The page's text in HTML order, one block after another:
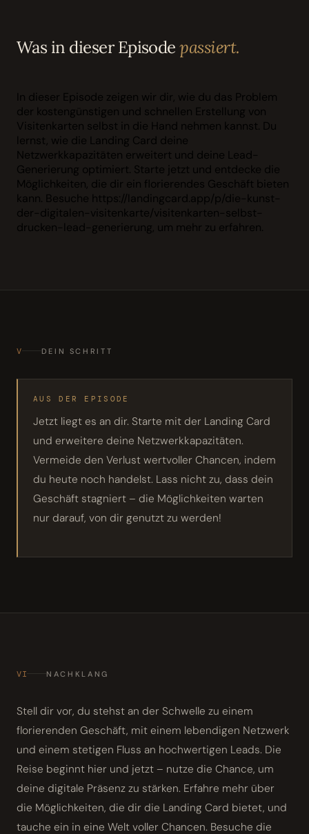
Was in dieser Episodepassiert.
In dieser Episode zeigen wir dir, wie du das Problem
der kostengünstigen und schnellen Erstellung von
Visitenkarten selbst in die Hand nehmen kannst. Du
lernst, wie die Landing Card deine
Netzwerkkapazitäten erweitert und deine Lead-
Generierung optimiert. Starte jetzt und entdecke die
Möglichkeiten, die dir ein florierendes Geschäft bieten
kann. Besuche https://landingcard.app/p/die-kunst-
der-digitalen-visitenkarte/visitenkarten-selbst-
drucken-lead-generierung, um mehr zu erfahren.
V DEIN SCHRITT
AUS DER EPISODE
Jetzt liegt es an dir. Starte mit der Landing Card
und erweitere deine Netzwerkkapazitäten.
Vermeide den Verlust wertvoller Chancen, indem
du heute noch handelst. Lass nicht zu, dass dein
Geschäft stagniert – die Möglichkeiten warten
nur darauf, von dir genutzt zu werden!
VI NACHKLANG
Stell dir vor, du stehst an der Schwelle zu einem
florierenden Geschäft, mit einem lebendigen Netzwerk
und einem stetigen Fluss an hochwertigen Leads. Die
Reise beginnt hier und jetzt – nutze die Chance, um
deine digitale Präsenz zu stärken. Erfahre mehr über
die Möglichkeiten, die dir die Landing Card bietet, und
tauche ein in eine Welt voller Chancen. Besuche die